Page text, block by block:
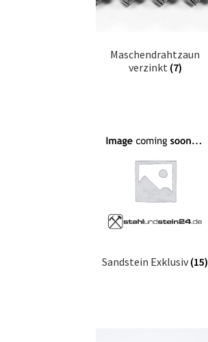
Maschendrahtzaun
verzinkt (7)
Sandstein Exklusiv(15)